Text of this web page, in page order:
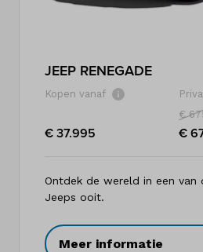
JEEP RENEGADE
Kopen vanaf
€ 37.995
€
€
Ontdek de wereld in een van
Jeeps ooit.
Meer informatie